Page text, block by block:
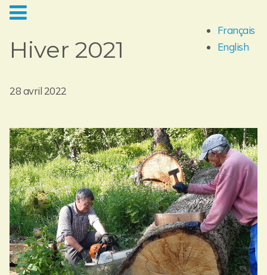
Français
English
Hiver 2021
28 avril 2022